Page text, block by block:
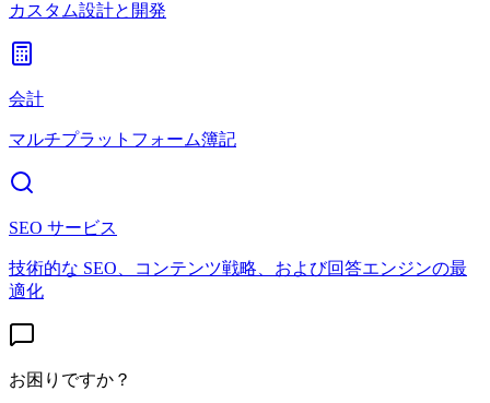
カスタム設計と開発
会計
マルチプラットフォーム簿記
SEO サービス
技術的な SEO、コンテンツ戦略、および回答エンジンの最
適化
お困りですか？